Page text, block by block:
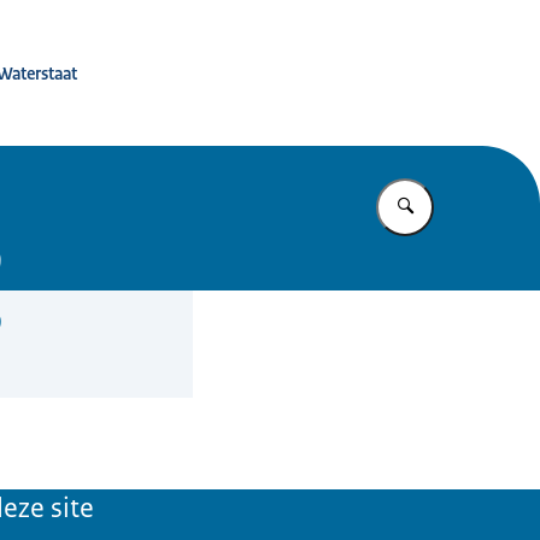
Vul in wat u
site